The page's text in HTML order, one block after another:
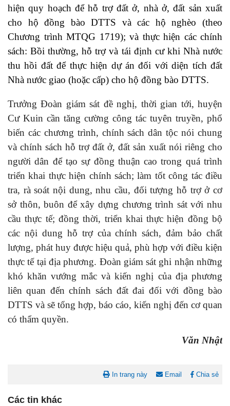
hiện quy hoạch để hỗ trợ đất ở, nhà ở, đất sản xuất
cho hộ đồng bàoDTTS và các hộ nghèo (theo
Chương trình MTQG 1719); và thực hiện các chính
sách: Bồi thường, hỗ trợ và tái định cư khi Nhà nước
thu hồi đất để thực hiện dự án đối với diện tích đất
Nhà nước giao (hoặc cấp) cho hộ đồng bào DTTS.
Trưởng Đoàn giám sát đề nghị, thời gian tới, huyện
Cư Kuin cần tăng cường công tác tuyên truyền, phổ
biến các chương trình, chính sách dân tộc nói chung
và chính sách hỗ trợ đất ở, đất sản xuất nói riêng cho
người dân để tạo sự đồng thuận cao trong quá trình
triển khai thực hiện chính sách; làm tốt công tác điều
tra, rà soát nội dung, nhu cầu, đối tượng hỗ trợ ở cơ
sở thôn, buôn để xây dựng chương trình sát với nhu
cầu thực tế; đồng thời, triển khai thực hiện đồng bộ
các nội dung hỗ trợ của chính sách, đảm bảo chất
lượng, phát huy được hiệu quả, phù hợp với điều kiện
thực tế tại địa phương. Đoàn giám sát ghi nhận những
khó khăn vướng mắc và kiến nghị của địa phương
liên quan đến chính sách đất đai đối với đồng bào
DTTS và sẽ tổng hợp, báo cáo, kiến nghị đến cơ quan
có thẩm quyền.
Văn Nhật
In trang này Email Chia sẻ
Các tin khác